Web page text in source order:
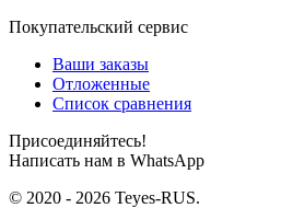
Покупательский сервис
Ваши заказы
Отложенные
Список сравнения
Присоединяйтесь!
Написать нам в WhatsApp
© 2020 - 2026 Teyes-RUS.